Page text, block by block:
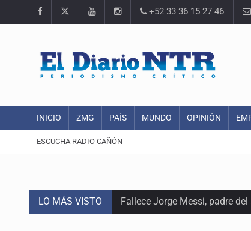
+52 33 36 15 27 46
INICIO ZMG PAÍS MUNDO OPINIÓN
ESCUCHA RADIO CAÑÓN
LO MÁS VISTO Fallece Jorge Messi, padre